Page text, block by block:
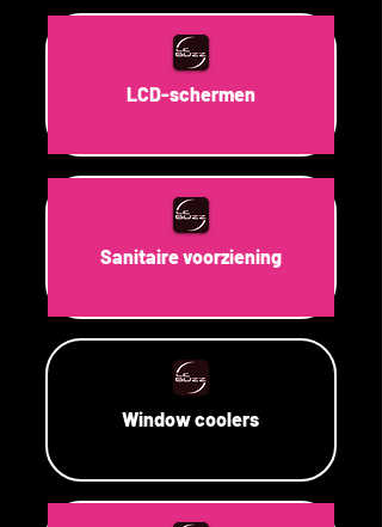
LCD-schermen
Sanitaire voorziening
Window coolers